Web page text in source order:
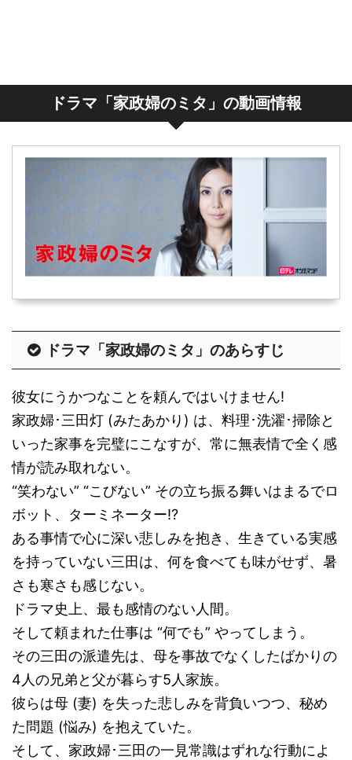
ドラマ「家政婦のミタ」の動画情報
ドラマ「家政婦のミタ」のあらすじ
彼女にうかつなことを頼んではいけません!
家政婦･三田灯 (みたあかり) は、料理･洗濯･掃除と
いった家事を完璧にこなすが、常に無表情で全く感
情が読み取れない。
“笑わない” “こびない” その立ち振る舞いはまるでロ
ボット、ターミネーター!?
ある事情で心に深い悲しみを抱き、生きている実感
を持っていない三田は、何を食べても味がせず、暑
さも寒さも感じない。
ドラマ史上、最も感情のない人間。
そして頼まれた仕事は “何でも” やってしまう。
その三田の派遣先は、母を事故でなくしたばかりの
4人の兄弟と父が暮らす5人家族。
彼らは母 (妻) を失った悲しみを背負いつつ、秘め
た問題 (悩み) を抱えていた。
そして、家政婦･三田の一見常識はずれな行動によ